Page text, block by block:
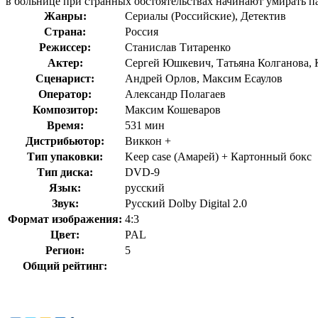
Жанры:
Сериалы (Российские), Детектив
Страна:
Россия
Режиссер:
Станислав Титаренко
Актер:
Сергей Юшкевич, Татьяна
Сценарист:
Андрей Орлов, Максим Есаулов
Оператор:
Александр Полагаев
Композитор:
Максим Кошеваров
Время:
531 мин
Дистрибьютор:
Виккон +
Тип упаковки:
Keep case (Амарей) + Картонный бокс
Тип диска:
DVD-9
Язык:
русский
Звук:
Русский Dolby Digital 2.0
Формат изображения: 4:3
Цвет:
PAL
Регион:
5
Общий рейтинг: